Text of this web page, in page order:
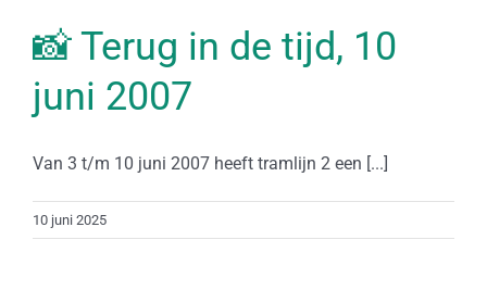
📸 Terug in de tijd, 10
juni 2007
Van 3 t/m 10 juni 2007 heeft tramlijn 2 een [...]
10 juni 2025